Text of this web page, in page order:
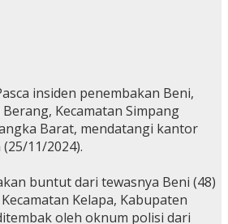
insiden penembakan Beni,
Kecamatan Simpang
Barat, mendatangi kantor
11/2024).
buntut dari tewasnya Beni (48)
Kelapa, Kabupaten
oleh oknum polisi dari